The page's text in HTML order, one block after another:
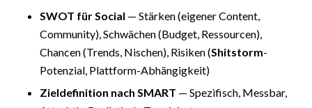
SWOT für Social — Stärken (eigener Content,
Community), Schwächen (Budget, Ressourcen),
Chancen (Trends, Nischen), Risiken (Shitstorm-
Potenzial, Plattform-Abhängigkeit)
Zieldefinition nach SMART — Spezifisch, Messbar,